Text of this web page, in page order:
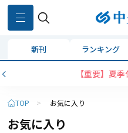
新刊 ランキング
【重要】夏
TOP > お気に入り
お気に入り